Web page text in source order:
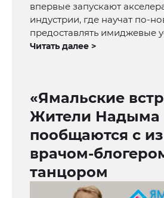
впервые запускают
индустрии, где научат по-
предоставлять имиджевые
Читать далее >
«Ямальские
Жители Надыма
пообщаются с
врачом-
танцором